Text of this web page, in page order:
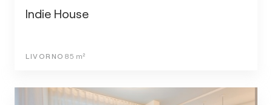
Indie House
LIVORNO 85 m²